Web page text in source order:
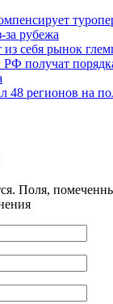
за рубежа
из себя рынок
получат
48 регионов на
Поля,